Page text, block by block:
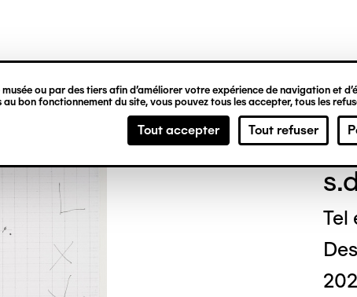
ou par des tiers afin d’améliorer votre expérience de navigation et
au bon fonctionnement du site, vous pouvez tous les accepter, tous les
Tout accepter Tout refuser
Tel